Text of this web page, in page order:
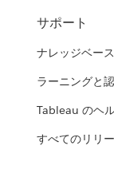
サポート
ナレッジベース
ラーニングと
Tableau のヘ
すべてのリリ